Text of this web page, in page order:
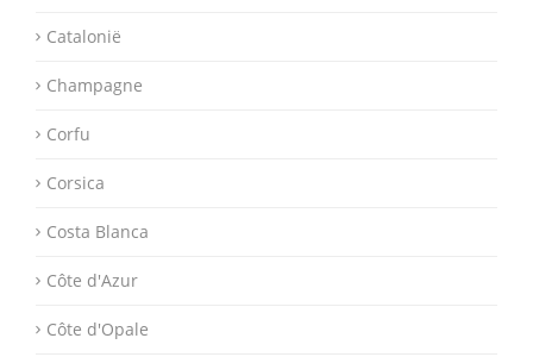
Catalonië
Champagne
Corfu
Corsica
Costa Blanca
Côte d'Azur
Côte d'Opale